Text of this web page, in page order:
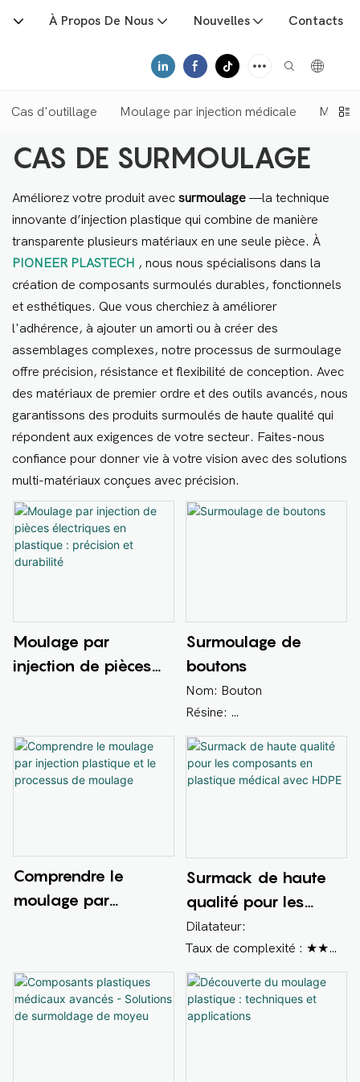
À Propos De Nous Nouvelles Contacts
Cas d'outillage Moulage par injection médicale
CAS DE SURMOULAGE
Améliorez votre produit avec surmoulage —la technique
innovante d’injection plastique qui combine de manière
transparente plusieurs matériaux en une seule pièce. À
PIONEER PLASTECH , nous nous spécialisons dans la
création de composants surmoulés durables, fonctionnels
et esthétiques. Que vous cherchiez à améliorer
l'adhérence, à ajouter un amorti ou à créer des
assemblages complexes, notre processus de surmoulage
offre précision, résistance et flexibilité de conception. Avec
des matériaux de premier ordre et des outils avancés, nous
garantissons des produits surmoulés de haute qualité qui
répondent aux exigences de votre secteur. Faites-nous
confiance pour donner vie à votre vision avec des solutions
multi-matériaux conçues avec précision.
Moulage par
injection de pièces
et durabilité
Surmoulage de
boutons
Nom: Bouton
Résine:
RTP2099ex noir
FR3010 naturel
Cavité : 1+1
des ébauches pouvant être
associées à d'autres
pièces ; contrôle délicat du
verrouillage des gaz et des
flashs
Comprendre le
moulage par
moulage
Surmack de haute
qualité pour les
composants en
plastique médical
avec HDPE
Dilatateur:
Taux de complexité : ★★★
Type de moulage :
surmoulage avec lisseur
PEHD : Purell GA7760